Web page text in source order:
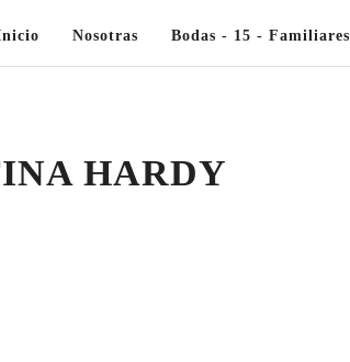
Nosotras Bodas - 15 - Familiares
HARDY